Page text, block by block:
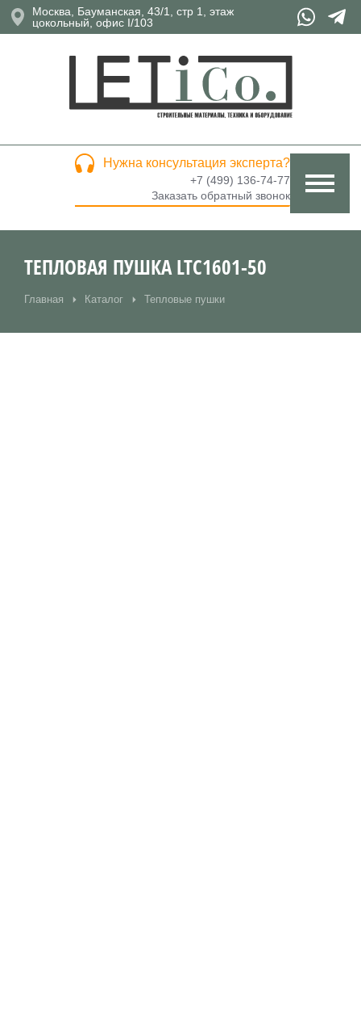
Москва, Бауманская, 43/1, стр 1, этаж
цокольный, офис I/103
Нужна консультация эксперта?
+7 (499) 136-74-77
Заказать обратный звонок
ТЕПЛОВАЯ ПУШКА LTC1601-50
Вы здесь:
Главная Каталог Тепловые пушки